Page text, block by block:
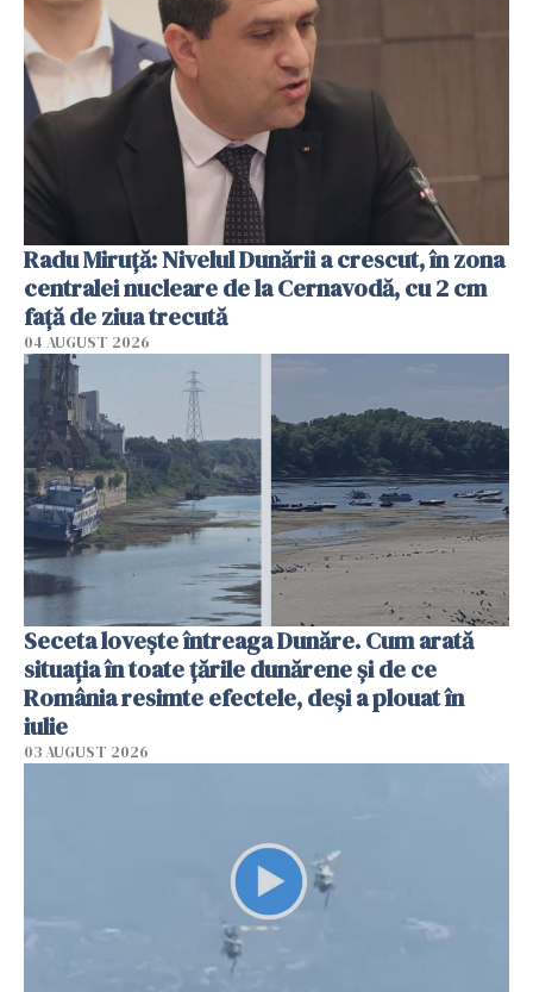
Radu Miruţă: Nivelul Dunării a crescut, în zona
centralei nucleare de la Cernavodă, cu 2 cm
faţă de ziua trecută
04 AUGUST 2026
Seceta lovește întreaga Dunăre. Cum arată
situația în toate țările dunărene și de ce
România resimte efectele, deși a plouat în
iulie
03 AUGUST 2026